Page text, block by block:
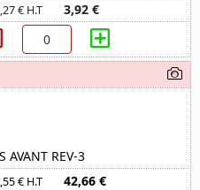
€ H.T 3,92 €
AVANT REV-3
€ H.T 42,66 €